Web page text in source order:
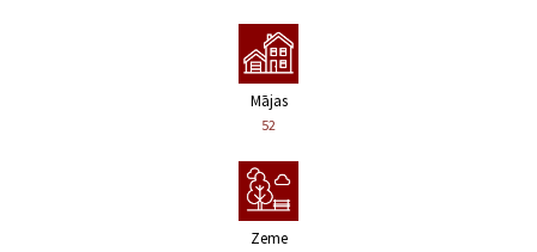
Mājas
52
Zeme